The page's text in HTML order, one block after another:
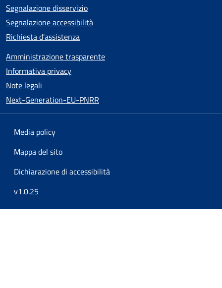
Segnalazione disservizio
Segnalazione accessibilità
Richiesta d'assistenza
Amministrazione trasparente
Informativa privacy
Note legali
Next-Generation-EU-PNRR
Media policy
Mappa del sito
Dichiarazione di accessibilità
v1.0.25